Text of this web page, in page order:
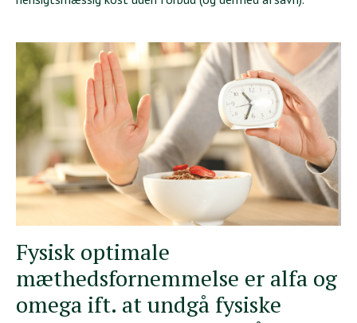
Fysisk optimale
mæthedsfornemmelse er alfa og
omega ift. at undgå fysiske